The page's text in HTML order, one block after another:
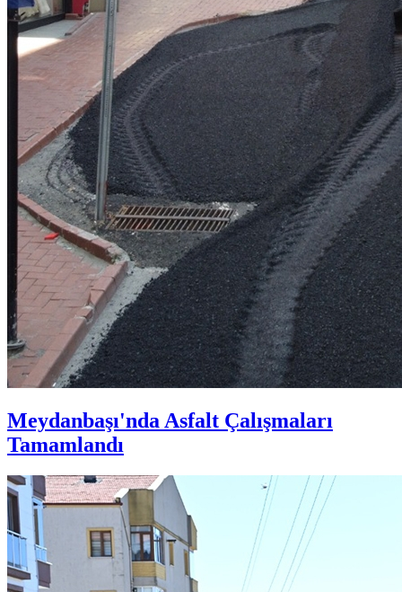
Meydanbaşı'nda Asfalt Çalışmaları
Tamamlandı